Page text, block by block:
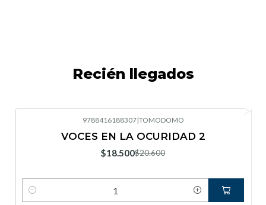
Recién llegados
9788416188307|TOMODOMO
VOCES EN LA OCURIDAD 2
$18.500$20.600
Cantidad